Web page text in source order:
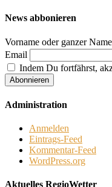
News abbonieren
Vorname oder ganzer Name
Email
Indem Du fortfährst,
Administration
Anmelden
Eintrags-Feed
Kommentar-Feed
WordPress.org
Aktuelles RegioWetter